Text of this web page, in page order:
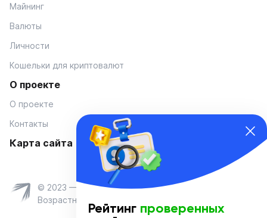
Майнинг
Валюты
Личности
Кошельки для криптовалют
О проекте
О проекте
Контакты
Карта сайта
© 2023 — Coinmania
Возрастное ограничение 16+
Рейтинг проверенных